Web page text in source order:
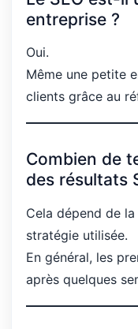
entreprise ?
Oui.
Même une petite
clients grâce au
Combien de
des résultats
Cela dépend de
stratégie utilisée.
En général, les
après quelques